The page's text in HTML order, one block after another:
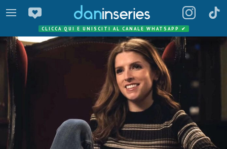
CLICCA QUI E UNISCITI AL CANALE WHATSAPP ✔